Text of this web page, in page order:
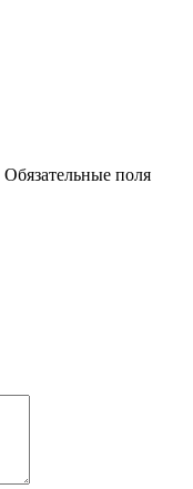
Обязательные поля